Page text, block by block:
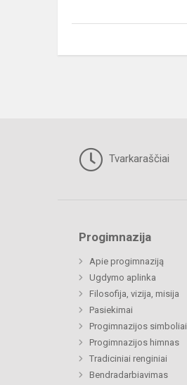
Tvarkaraščiai
Progimnazija
Apie progimnaziją
Ugdymo aplinka
Filosofija, vizija, misija
Pasiekimai
Progimnazijos simboliai
Progimnazijos himnas
Tradiciniai renginiai
Bendradarbiavimas